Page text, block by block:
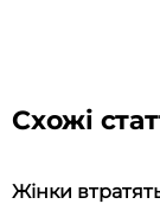
Схожі
Жінки